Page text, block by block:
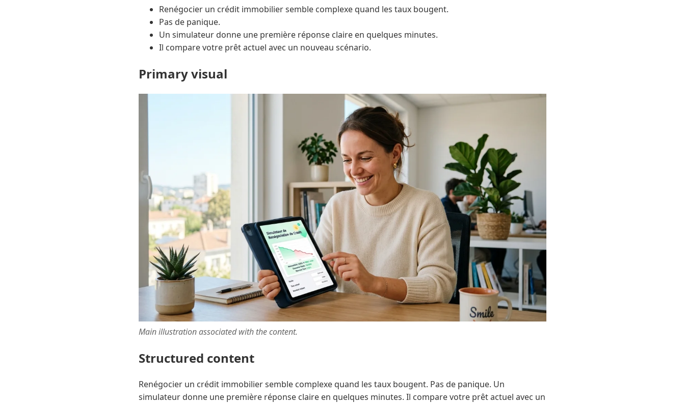
Renégocier un crédit immobilier semble complexe quand les taux bougent.
Pas de panique.
Un simulateur donne une première réponse claire en quelques minutes.
Il compare votre prêt actuel avec un nouveau scénario.
Primary visual
Main illustration associated with the content.
Structured content
Renégocier un crédit immobilier semble complexe quand les taux bougent. Pas de panique. Un
simulateur donne une première réponse claire en quelques minutes. Il compare votre prêt actuel avec un